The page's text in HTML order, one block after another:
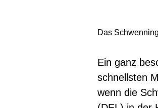
Das
Ein ganz
schnellsten
wenn die